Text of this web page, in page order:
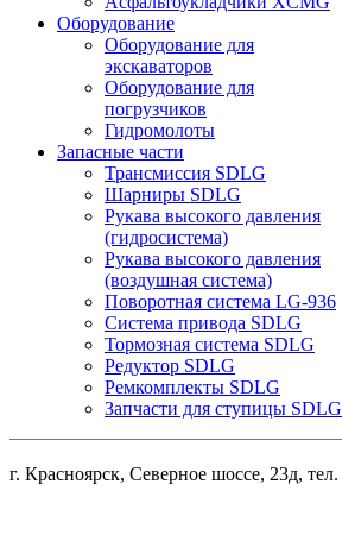
Оборудование
Оборудование для
экскаваторов
Оборудование для
погрузчиков
Гидромолоты
Запасные части
Трансмиссия SDLG
Шарниры SDLG
Рукава высокого давления
(гидросистема)
Рукава высокого давления
(воздушная система)
Поворотная система LG-936
Система привода SDLG
Тормозная система SDLG
Редуктор SDLG
Ремкомплекты SDLG
Запчасти для ступицы SDLG
г. Красноярск, Северное шоссе, 23д, тел.